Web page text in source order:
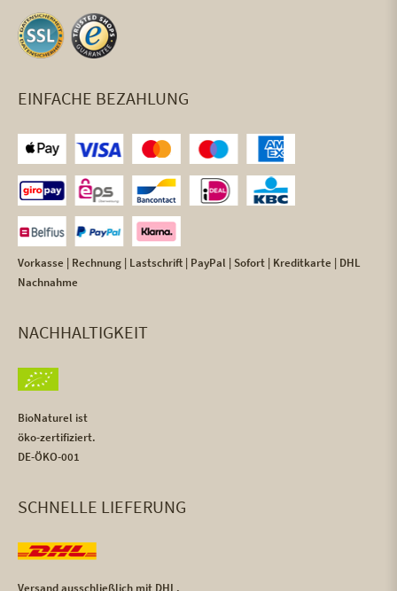
EINFACHE BEZAHLUNG
Vorkasse | Rechnung | Lastschrift | PayPal | Sofort | Kreditkarte | DHL
Nachnahme
NACHHALTIGKEIT
BioNaturel ist
öko-zertifiziert.
DE-ÖKO-001
SCHNELLE LIEFERUNG
Versand ausschließlich mit DHL,